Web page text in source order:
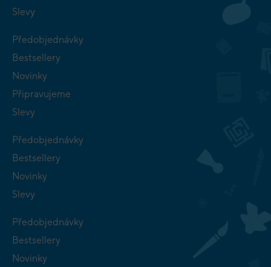
Slevy
Předobjednávky
Bestsellery
Novinky
Připravujeme
Slevy
Předobjednávky
Bestsellery
Novinky
Slevy
Předobjednávky
Bestsellery
Novinky